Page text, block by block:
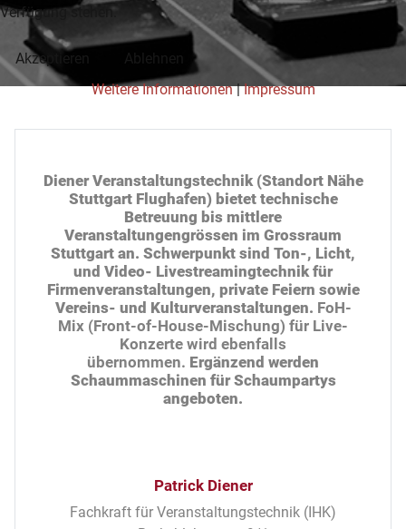
Diener Veranstaltungstechnik (Standort Nähe
Stuttgart Flughafen) bietet technische
Betreuung bis mittlere
Veranstaltungengrössen im Grossraum
Stuttgart an. Schwerpunkt sind Ton-, Licht,
und Video- Livestreamingtechnik für
Firmenveranstaltungen, private Feiern sowie
Vereins- und Kulturveranstaltungen. FoH-
Mix (Front-of-House-Mischung) für Live-
Konzerte wird ebenfalls
übernommen. Ergänzend werden
Schaummaschinen für Schaumpartys
angeboten.
Patrick Diener
Fachkraft für Veranstaltungstechnik (IHK)
Verfügung stehen.
Akzeptieren
Weitere Informationen|Impressum